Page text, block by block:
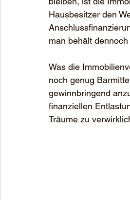
Hausbesitzer den
man behält
Was die
noch genug
gewinnbringend
finanziellen
Träume zu